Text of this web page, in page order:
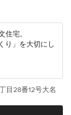
住宅。
り」を大切にし
目28番12号大名